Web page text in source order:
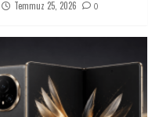
Temmuz 25, 2026 0